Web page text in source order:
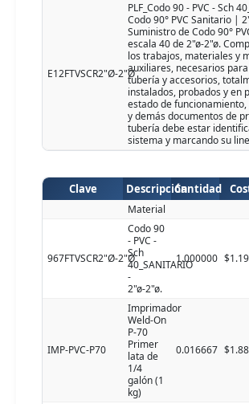
E12FTVSCR2"Ø-2"Ø
PLF_Codo 90 - PVC - Sch
Codo 90° PVC Sanitario |
Suministro de Codo 90°
escala 40 de 2"ø-2"ø.
los trabajos, materiales y
auxiliares, necesarios
tubería y accesorios,
instalados, probados y en
estado de funcionamiento,
y demás documentos de
tubería debe estar
sistema y marcando su
Clave DescripciónCantidad
Material
967FTVSCR2"Ø-2"Ø
Codo 90
- PVC -
Sch
40_SANITARIO
-
2"ø-2"ø.
1.000000 $1.19
IMP-PVC-P70
Imprimador
Weld-On
P-70
Primer
lata de
1/4
galón (1
kg)
0.016667 $1.88